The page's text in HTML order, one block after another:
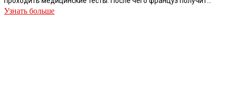
Узнать больше